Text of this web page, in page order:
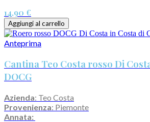
14,90 €
Aggiungi al carrello
Anteprima
Cantina Teo Costa rosso Di
DOCG
Azienda: Teo Costa
Provenienza: Piemonte
Annata: